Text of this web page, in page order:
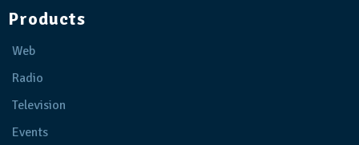
Products
Web
Radio
Television
Events